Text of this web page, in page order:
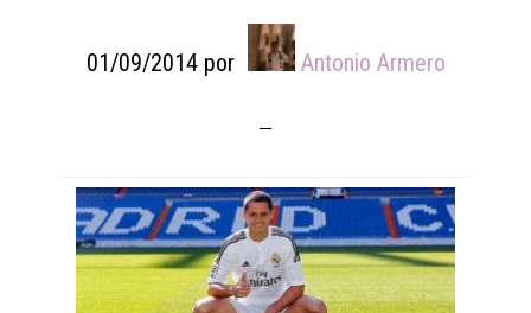
01/09/2014por Antonio Armero